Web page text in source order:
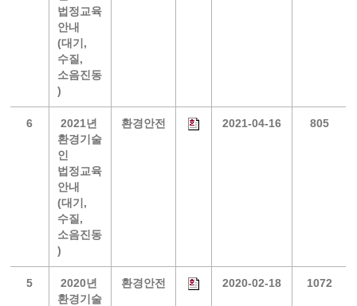
법정교육
안내
(대기,
수질,
소음진동
)
6
2021년
환경기술
인
법정교육
안내
(대기,
수질,
소음진동
)
환경안전 2021-04-16 805
5
2020년
환경기술
환경안전 2020-02-18 1072